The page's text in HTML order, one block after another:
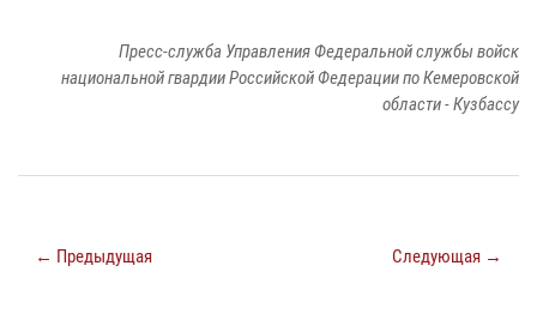
Пресс-служба Управления Федеральной службы войск
национальной гвардии Российской Федерации по Кемеровской
области - Кузбассу
← Предыдущая Следующая →